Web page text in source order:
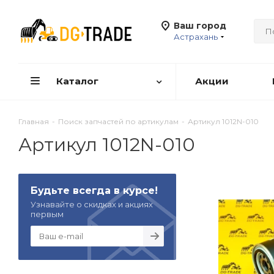
Ваш город
Астрахань
Каталог Акции
Главная - Поиск запчастей по артикулам - Артикул 1012N-010
Артикул 1012N-010
Будьте всегда в курсе!
Узнавайте о скидках и акциях
первым